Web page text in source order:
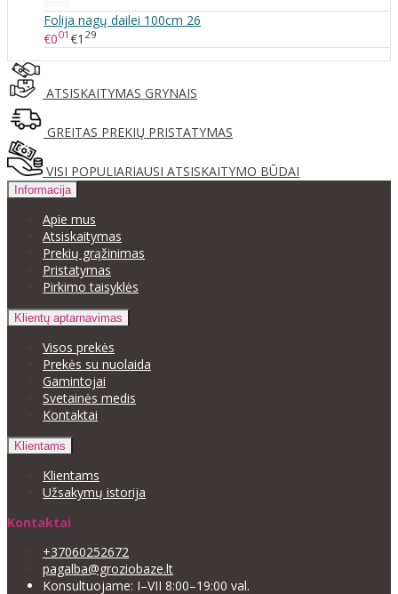
Folija nagų dailei 100cm 26
€001 €1 29
ATSISKAITYMAS GRYNAIS
GREITAS PREKIŲ PRISTATYMAS
VISI POPULIARIAUSI ATSISKAITYMO BŪDAI
Informacija
Apie mus
Atsiskaitymas
Prekių grąžinimas
Pristatymas
Pirkimo taisyklės
Klientų aptarnavimas
Visos prekės
Prekės su nuolaida
Gamintojai
Svetainės medis
Kontaktai
Klientams
Klientams
Užsakymų istorija
Kontaktai
+37060252672
pagalba@groziobaze.lt
Konsultuojame: I–VII 8:00–19:00 val.